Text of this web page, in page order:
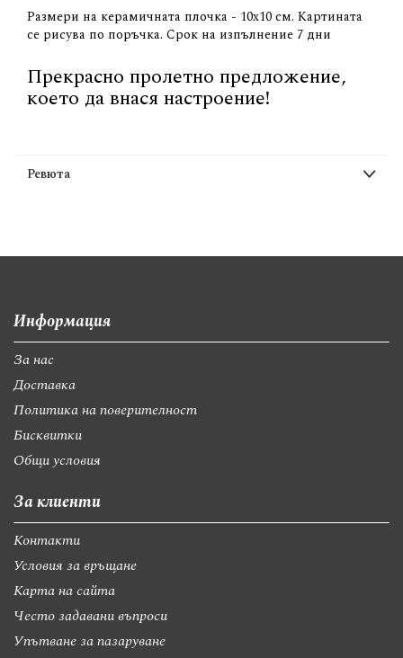
Размери на керамичната плочка - 10х10 см. Картината
се рисува по поръчка. Срок на изпълнение 7 дни
Прекрасно пролетно предложение,
което да внася настроение!
Ревюта
Информация
За нас
Доставка
Политика на поверителност
Бисквитки
Общи условия
За клиенти
Контакти
Условия за връщане
Карта на сайта
Често задавани въпроси
Упътване за пазаруване